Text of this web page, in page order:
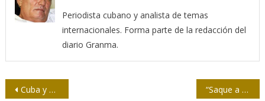
Periodista cubano y analista de temas
internacionales. Forma parte de la redacción del
diario Granma.
Navegación
Cuba y Vietnam: lazos de amistad y solidaridad “Saque a Cuba de la lista de patrocinadores del terrorismo”